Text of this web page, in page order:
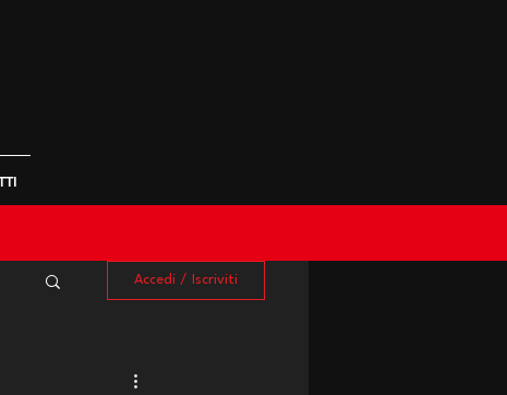
Accedi / Iscriviti